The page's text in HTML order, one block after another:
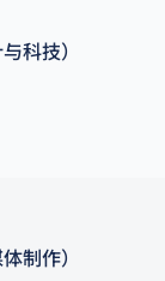
科技）
制作）